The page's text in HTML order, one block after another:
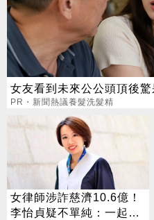
女友看到未來公公頭頂後
PR・新聞熱議養髮洗髮精
女律師涉詐慈濟10.6億！
李怡貞疑不單純：一起洗